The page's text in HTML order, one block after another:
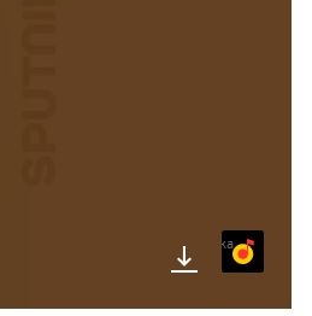
Яндекс.Музыка